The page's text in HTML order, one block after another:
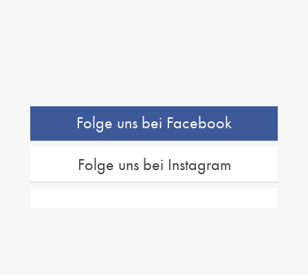
Folge uns bei Facebook
Folge uns bei Instagram